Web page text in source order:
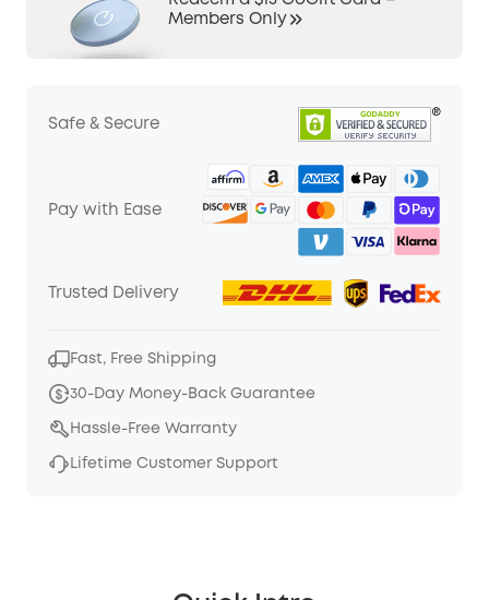
Members Only
Safe & Secure
Pay with Ease
Trusted Delivery
Fast, Free Shipping
30-Day Money-Back Guarantee
Hassle-Free Warranty
Lifetime Customer Support